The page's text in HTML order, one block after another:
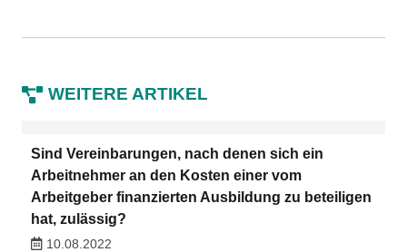
WEITERE ARTIKEL
Sind Vereinbarungen, nach denen sich ein
Arbeitnehmer an den Kosten einer vom
Arbeitgeber finanzierten Ausbildung zu beteiligen
hat, zulässig?
10.08.2022